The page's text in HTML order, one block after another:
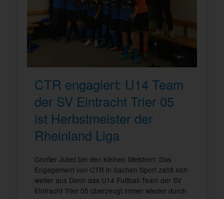
CTR engagiert: U14 Team
der SV Eintracht Trier 05
ist Herbstmeister der
Rheinland Liga
Großer Jubel bei den kleinen Meistern: Das
Engagement von CTR in Sachen Sport zahlt sich
weiter aus Denn das U14 Fußball-Team der SV
Eintracht Trier 05 überzeugt immer wieder durch